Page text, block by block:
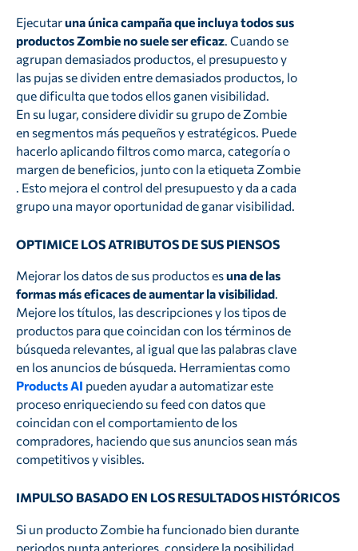
Ejecutaruna única campaña que incluya todos sus
productos Zombie no suele ser eficaz. Cuando se
agrupan demasiados productos, el presupuesto y
las pujas se dividen entre demasiados productos, lo
que dificulta que todos ellos ganen visibilidad.
En su lugar, considere dividir su grupo de Zombie
en segmentos más pequeños y estratégicos. Puede
hacerlo aplicando filtros como marca, categoría o
margen de beneficios, junto con la etiqueta Zombie
. Esto mejora el control del presupuesto y da a cada
grupo una mayor oportunidad de ganar visibilidad.
OPTIMICE LOS ATRIBUTOS DE SUS PIENSOS
Mejorar los datos de sus productos esuna de las
formas más eficaces de aumentar la visibilidad.
Mejore los títulos, las descripciones y los tipos de
productos para que coincidan con los términos de
búsqueda relevantes, al igual que las palabras clave
en los anuncios de búsqueda. Herramientas como
Products AI pueden ayudar a automatizar este
proceso enriqueciendo su feed con datos que
coincidan con el comportamiento de los
compradores, haciendo que sus anuncios sean más
competitivos y visibles.
IMPULSO BASADO EN LOS RESULTADOS HISTÓRICOS
Si un producto Zombie ha funcionado bien durante
periodos punta anteriores, considere la posibilidad